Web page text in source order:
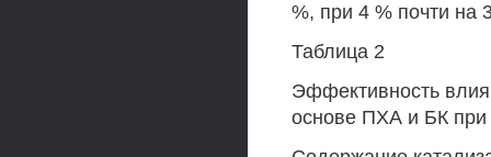
%, при 4 % почти на
Таблица 2
Эффективность
основе ПХА и БК при